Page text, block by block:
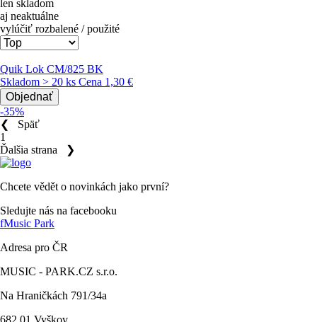
len skladom
aj neaktuálne
vylúčiť rozbalené / použité
Quik Lok CM/825 BK
Skladom > 20 ks Cena 1,30 €
Objednať
-35%
❮ Späť
1
Ďalšia strana ❯
Chcete vědět o novinkách jako první?
Sledujte nás na facebooku
fMusic Park
Adresa pro ČR
MUSIC - PARK.CZ s.r.o.
Na Hraničkách 791/34a